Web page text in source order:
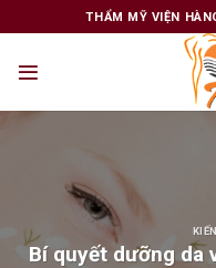
to
THẨM MỸ VIỆN
Bí quyết dưỡng da